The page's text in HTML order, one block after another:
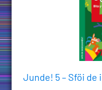
Junde! 5 – Sföi de